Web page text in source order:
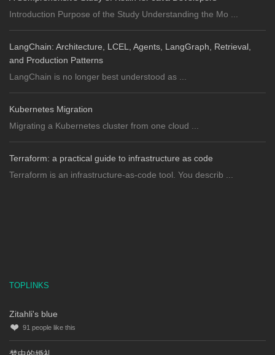
Introduction Purpose of the Study Understanding the Mo ...
LangChain: Architecture, LCEL, Agents, LangGraph, Retrieval,
and Production Patterns
LangChain is no longer best understood as ...
Kubernetes Migration
Migrating a Kubernetes cluster from one cloud ...
Terraform: a practical guide to infrastructure as code
Terraform is an infrastructure-as-code tool. You describ ...
TOPLINKS
Zitahli's blue
91 people like this